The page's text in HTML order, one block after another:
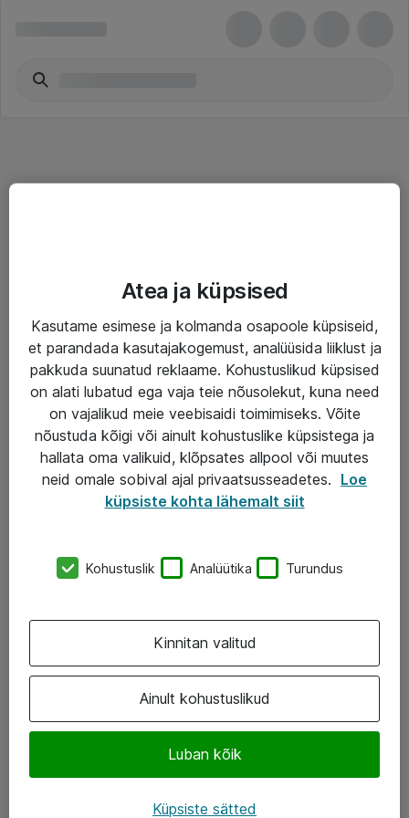
Haldusteenused
Garantii
Turva- ja nõrkvoolulahendused
AS ATEA
+372 659 3591
Järvevana tee 7b, 10112 Tallinn
Facebook
Atea ja küpsised
Kasutame esimese ja kolmanda osapoole küpsiseid,
et parandada kasutajakogemust, analüüsida liiklust ja
pakkuda suunatud reklaame. Kohustuslikud küpsised
on alati lubatud ega vaja teie nõusolekut, kuna need
on vajalikud meie veebisaidi toimimiseks. Võite
nõustuda kõigi või ainult kohustuslike küpsistega ja
hallata oma valikuid, klõpsates allpool või muutes
neid omale sobival ajal privaatsusseadetes. Loe
küpsiste kohta lähemalt siit
Kohustuslik Analüütika Turundus
Ainult kohustuslikud
Luban kõik
Kinnitan valitud
Küpsiste sätted